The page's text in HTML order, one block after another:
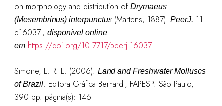
on morphology and distribution of Drymaeus
(Mesembrinus) interpunctus(Martens, 1887). PeerJ. 11:
e16037., disponível online
em https://doi.org/10.7717/peerj.16037
Simone, L. R. L. (2006). Land and Freshwater Molluscs
of Brazil. Editora Gráfica Bernardi, FAPESP. São Paulo,
390 pp. página(s): 146